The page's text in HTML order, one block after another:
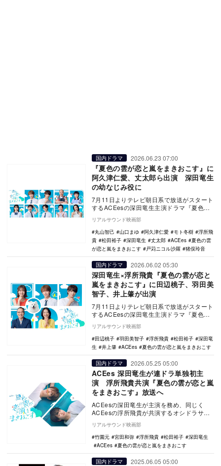
国内ドラマ 2026.06.23 07:00
『夏色の雲が恋と嵐をまきおこす』に
阿久津仁愛、丈太郎ら出演 深田竜生
の幼なじみ役に
7月11日よりテレビ朝日系で放送がスタート
するACEesの深田竜生主演ドラマ『夏色の
雲が恋と嵐をまきおこす』の追加キャスト
として…
リアルサウンド映画部
丸山智己
山口まゆ 阿久津仁愛 モト冬樹
浮所飛
貴
松田裕子 深田竜生 丈太郎 ACEes
夏色の雲
が恋と嵐をまきおこす
戸苅ニコル沙羅 猪俣玲音
国内ドラマ 2026.06.02 05:30
深田竜生×浮所飛貴『夏色の雲が恋と
嵐をまきおこす』に田辺桃子、羽田美
智子、井上肇が出演
7月11日よりテレビ朝日系で放送がスタート
するACEesの深田竜生主演ドラマ『夏色の
雲が恋と嵐をまきおこす』の追加キャスト
として…
リアルサウンド映画部
田辺桃子
羽田美智子 浮所飛貴 松田裕子
深田竜
生
井上肇 ACEes 夏色の雲が恋と嵐をまきおこす
国内ドラマ 2026.05.25 05:00
ACEes 深田竜生が連ドラ単独初主
演 浮所飛貴共演『夏色の雲が恋と嵐
をまきおこす』放送へ
ACEesの深田竜生が主演を務め、同じく
ACEesの浮所飛貴が共演するオシドラサタ
デー『夏色の雲が恋と嵐をまきおこす』
が、7月1…
リアルサウンド映画部
竹園元
宮田和弥 浮所飛貴 松田裕子
深田竜生
ACEes
夏色の雲が恋と嵐をまきおこす
国内ドラマ 2025.06.05 05:00